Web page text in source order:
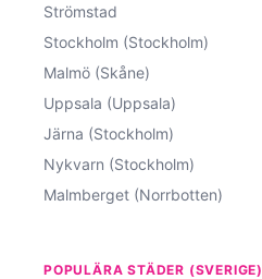
Strömstad
Stockholm (Stockholm)
Malmö (Skåne)
Uppsala (Uppsala)
Järna (Stockholm)
Nykvarn (Stockholm)
Malmberget (Norrbotten)
POPULÄRA STÄDER (SVERIGE)